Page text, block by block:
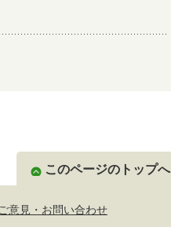
このページのトップへ
意見・お問い合わせ